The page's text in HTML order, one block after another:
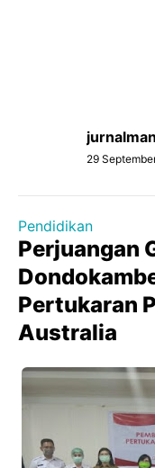
29
Pendidikan
Perjuangan
Pertukaran
Australia